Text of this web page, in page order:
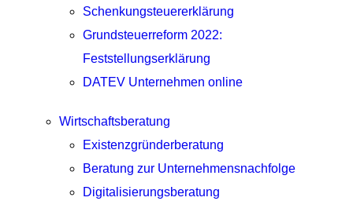
Schenkungsteuererklärung
Grundsteuerreform 2022:
Feststellungserklärung
DATEV Unternehmen online
Wirtschaftsberatung
Existenzgründerberatung
Beratung zur Unternehmensnachfolge
Digitalisierungsberatung